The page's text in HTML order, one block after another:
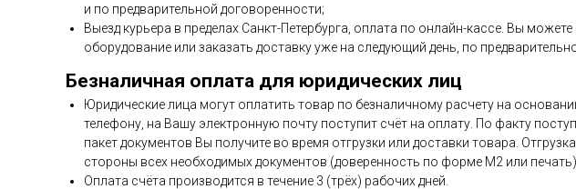
и по предварительной договоренности;
Выезд курьера в пределах Санкт-Петербурга, оплата по онлайн-кассе. Вы
оборудование или заказать доставку уже на следующий день, по
Безналичная оплата для юридических лиц
Юридические лица могут оплатить товар по безналичному расчету на
телефону, на Вашу электронную почту поступит счёт на оплату. По факту
пакет документов Вы получите во время отгрузки или доставки товара.
стороны всех необходимых документов (доверенность по форме М2 или печать).
Оплата счёта производится в течение 3 (трёх) рабочих дней.